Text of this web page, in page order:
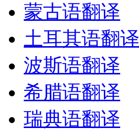
蒙古语翻译
土耳其语翻译
波斯语翻译
希腊语翻译
瑞典语翻译